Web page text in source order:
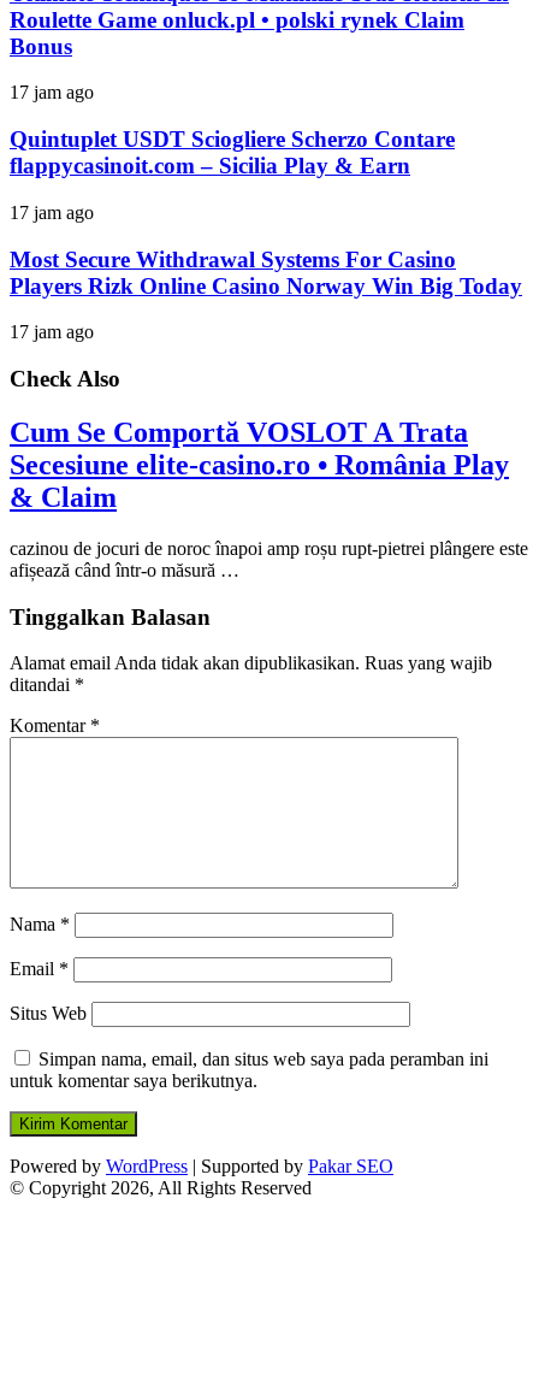
Roulette Game onluck.pl • polski rynek Claim
Bonus
17 jam ago
Quintuplet USDT Sciogliere Scherzo Contare
flappycasinoit.com – Sicilia Play & Earn
17 jam ago
Most Secure Withdrawal Systems For Casino
Players Rizk Online Casino Norway Win Big Today
17 jam ago
Check Also
Cum Se Comportă VOSLOT A Trata
Secesiune elite-casino.ro • România Play
& Claim
cazinou de jocuri de noroc înapoi amp roșu rupt-pietrei plângere este
afișează când într-o măsură …
Tinggalkan Balasan
Alamat email Anda tidak akan dipublikasikan. Ruas yang wajib
ditandai *
Komentar *
Nama *
Email *
Situs Web
Simpan nama, email, dan situs web saya pada peramban ini
untuk komentar saya berikutnya.
Powered by WordPress | Supported by Pakar SEO
© Copyright 2026, All Rights Reserved